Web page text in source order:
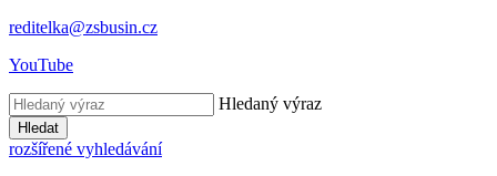
reditelka@zsbusin.cz
YouTube
Hledaný výraz
Hledat
rozšířené vyhledávání